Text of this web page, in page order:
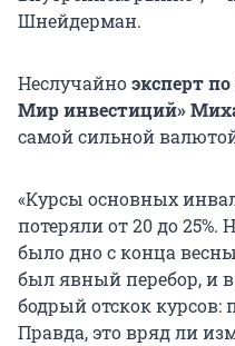
Шнейдерман.
Неслучайноэксперт
Мир инвестиций»
самой сильной
«Курсы основных
потеряли от 20 до
было дно с конца
был явный перебор, и
бодрый отскок курсов:
Правда, это вряд ли